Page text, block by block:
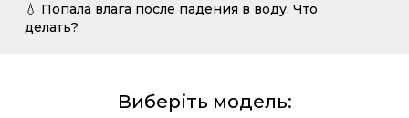
💧 Попала влага после падения в воду. Что
делать?
Виберіть модель: